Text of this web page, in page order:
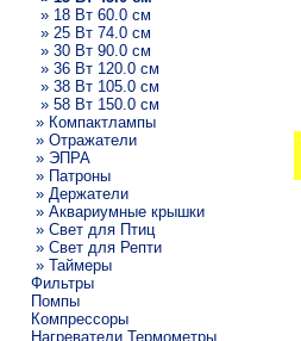
» 18 Вт 60.0 см
» 25 Вт 74.0 см
» 30 Вт 90.0 см
» 36 Вт 120.0 см
» 38 Вт 105.0 см
» 58 Вт 150.0 см
» Компактлампы
» Отражатели
» ЭПРА
» Патроны
» Держатели
» Аквариумные крышки
» Свет для Птиц
» Свет для Репти
» Таймеры
Фильтры
Помпы
Компрессоры
Нагреватели Термометры